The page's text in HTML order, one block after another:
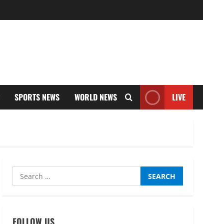
SPORTS NEWS WORLD NEWS LIVE
Search
for: